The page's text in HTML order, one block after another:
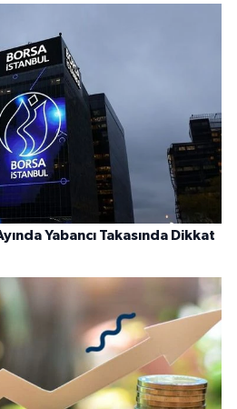
Yabancı Takasında Dikkat